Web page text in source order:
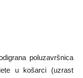
poluzavršnica
u košarci (uzrast